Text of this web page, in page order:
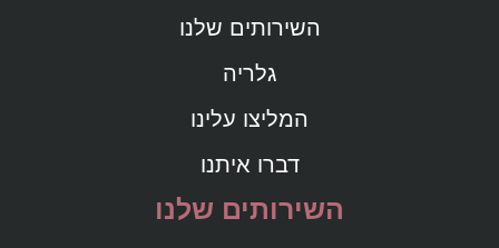
השירותים שלנו
גלריה
המליצו עלינו
דברו איתנו
השירותים שלנו